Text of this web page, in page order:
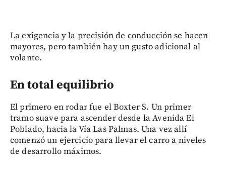
La exigencia y la precisión de conducción se hacen
mayores, pero también hay un gusto adicional al
volante.
En total equilibrio
El primero en rodar fue el Boxter S. Un primer
tramo suave para ascender desde la Avenida El
Poblado, hacia la Vía Las Palmas. Una vez allí
comenzó un ejercicio para llevar el carro a niveles
de desarrollo máximos.